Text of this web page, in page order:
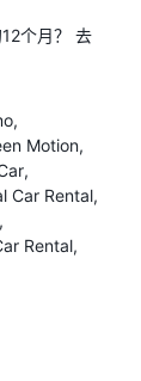
个月？ 去
Motion
Car Rental
Rental